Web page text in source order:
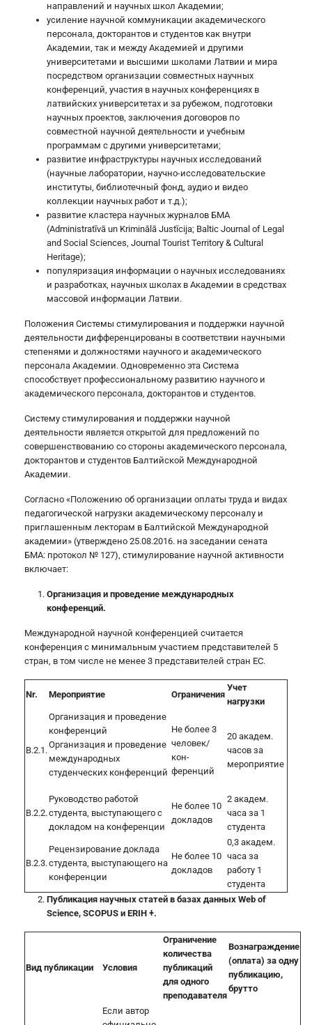
направлений и научных школ Академии;
усиление научной коммуникации академического
персонала, докторантов и студентов как внутри
Академии, так и между Академией и другими
университетами и высшими школами Латвии и мира
посредством организации совместных научных
конференций, участия в научных конференциях в
латвийских университетах и за рубежом, подготовки
научных проектов, заключения договоров по
совместной научной деятельности и учебным
программам с другими университетами;
развитие инфраструктуры научных исследований
(научные лаборатории, научно-исследовательские
институты, библиотечный фонд, аудио и видео
коллекции научных работ и т.д.);
развитие кластера научных журналов БМА
(Administratīvā un Kriminālā Justīcija; Baltic Journal of Legal
and Social Sciences, Journal Tourist Territory & Cultural
Heritage);
популяризация информации о научных исследованиях
и разработках, научных школах в Академии в средствах
массовой информации Латвии.
Положения Системы стимулирования и поддержки научной
деятельности дифференцированы в соответствии научными
степенями и должностями научного и академического
персонала Академии. Одновременно эта Система
способствует профессиональному развитию научного и
академического персонала, докторантов и студентов.
Систему стимулирования и поддержки научной
деятельности является открытой для предложений по
совершенствованию со стороны академического персонала,
докторантов и студентов Балтийской Международной
Академии.
Согласно «Положению об организации оплаты труда и видах
педагогической нагрузки академическому персоналу и
приглашенным лекторам в Балтийской Международной
академии» (утверждено 25.08.2016. на заседании сената
БМА: протокол № 127), стимулирование научной активности
включает:
Организация и проведение международных
конференций.
Международной научной конференцией считается
конференция с минимальным участием представителей 5
стран, в том числе не менее 3 представителей стран ЕС.
Nr. Мероприятие Ограничения
Учет
нагрузки
B.2.1.
Организация и проведение
конференций
Организация и проведение
международных
студенческих конференций
Не более 3
человек/
кон-
ференций
20 академ.
часов за
мероприятие
B.2.2.
Руководство работой
студента, выступающего с
докладом на конференции
Не более 10
докладов
2 академ.
часа за 1
студента
B.2.3.
Рецензирование доклада
студента, выступающего на
конференции
Не более 10
докладов
0,3 академ.
часа за
работу 1
студента
Публикация научных статей в базах данных Web of
Science, SCOPUS и ERIH +.
Вид публикации Условия
Ограничение
количества
публикаций
для одного
преподавателя
Вознаграждение
(оплата) за одну
публикацию,
брутто
Если автор